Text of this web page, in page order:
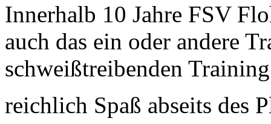
Innerhalb 10 Jahre FSV
auch das ein oder andere
schweißtreibenden
reichlich Spaß abseits des